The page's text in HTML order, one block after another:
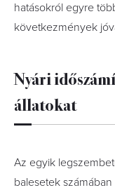
hatásokról egyre
következmények
Nyári
állatokat
Az egyik
balesetek